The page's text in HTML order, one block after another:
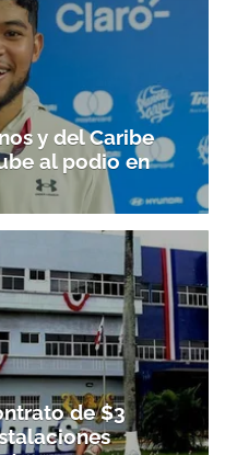
y del Caribe
al podio en
de $3